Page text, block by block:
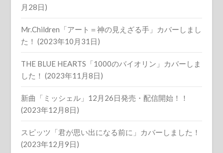
月28日)
Mr.Children「アート＝神の見えざる手」カバーしまし
た！ (2023年10月31日)
THE BLUE HEARTS「1000のバイオリン」カバーしま
した！ (2023年11月8日)
新曲「ミッシェル」12月26日発売・配信開始！！
(2023年12月8日)
スピッツ「君が思い出になる前に」カバーしました！
(2023年12月9日)